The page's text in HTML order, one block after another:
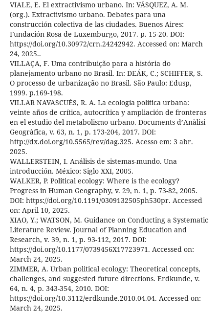
VIALE, E. El extractivismo urbano. In: VÁSQUEZ, A. M.
(org.). Extractivismo urbano. Debates para una
construcción colectiva de las ciudades. Buenos Aires:
Fundación Rosa de Luxemburgo, 2017. p. 15-20. DOI:
https://doi.org/10.30972/crn.24242942. Accessed on: March
24, 2025..
VILLAÇA, F. Uma contribuição para a história do
planejamento urbano no Brasil. In: DEÁK, C.; SCHIFFER, S.
O processo de urbanização no Brasil. São Paulo: Edusp,
1999. p.169-198.
VILLAR NAVASCUÉS, R. A. La ecología política urbana:
veinte años de crítica, autocrítica y ampliación de fronteras
en el estudio del metabolismo urbano. Documents d’Anàlisi
Geogràfica, v. 63, n. 1, p. 173-204, 2017. DOI:
http://dx.doi.org/10.5565/rev/dag.325. Acesso em: 3 abr.
2025.
WALLERSTEIN, I. Análisis de sistemas-mundo. Una
introducción. México: Siglo XXI, 2005.
WALKER, P. Political ecology: Where is the ecology?
Progress in Human Geography, v. 29, n. 1, p. 73-82, 2005.
DOI: https://doi.org/10.1191/0309132505ph530pr. Accessed
on: April 10, 2025.
XIAO, Y.; WATSON, M. Guidance on Conducting a Systematic
Literature Review. Journal of Planning Education and
Research, v. 39, n. 1, p. 93-112, 2017. DOI:
https://doi.org/10.1177/0739456X17723971. Accessed on:
March 24, 2025.
ZIMMER, A. Urban political ecology: Theoretical concepts,
challenges, and suggested future directions. Erdkunde, v.
64, n. 4, p. 343-354, 2010. DOI:
https://doi.org/10.3112/erdkunde.2010.04.04. Accessed on:
March 24, 2025.